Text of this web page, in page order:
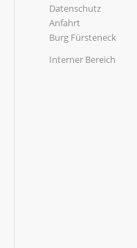
Datenschutz
Anfahrt
Burg Fürsteneck
Interner Bereich